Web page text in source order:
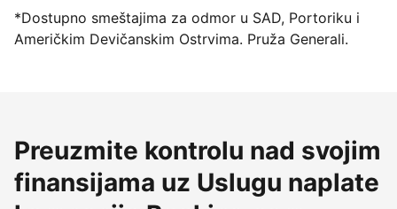
*Dostupno smeštajima za odmor u SAD, Portoriku i
Američkim Devičanskim Ostrvima. Pruža Generali.
Preuzmite kontrolu nad svojim
finansijama uz Uslugu naplate